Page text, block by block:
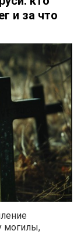
и за что
могилы,